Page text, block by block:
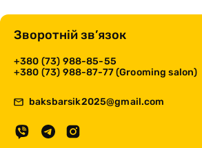
Зворотній зв’язок
+380 (73) 988-85-55
+380 (73) 988-87-77 (Grooming salon)
baksbarsik2025@gmail.com